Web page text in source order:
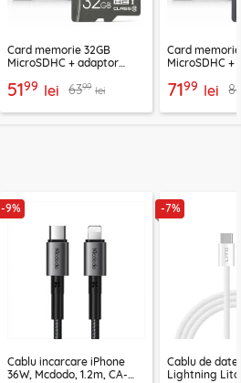
Card memorie 32GB
MicroSDHC + adaptor
5199 lei 6399 lei
Card
MicroSDHC +
7199 lei
-9%
Cablu incarcare iPhone
36W, Mcdodo, 1.2m, CA-
-7%
Cablu de date
Lightning